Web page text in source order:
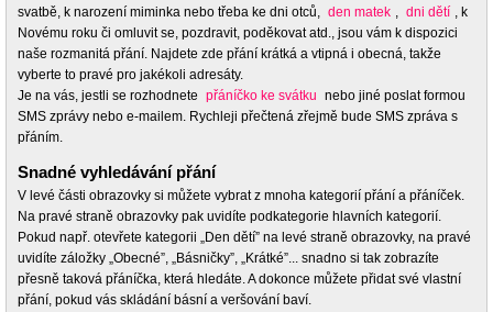
svatbě, k narození miminka nebo třeba ke dni otců, den matek , dni dětí , k
Novému roku či omluvit se, pozdravit, poděkovat atd., jsou vám k dispozici
naše rozmanitá přání. Najdete zde přání krátká a vtipná i obecná, takže
vyberte to pravé pro jakékoli adresáty.
Je na vás, jestli se rozhodnete přáníčko ke svátku nebo jiné poslat formou
SMS zprávy nebo e-mailem. Rychleji přečtená zřejmě bude SMS zpráva s
přáním.
Snadné vyhledávání přání
V levé části obrazovky si můžete vybrat z mnoha kategorií přání a přáníček.
Na pravé straně obrazovky pak uvidíte podkategorie hlavních kategorií.
Pokud např. otevřete kategorii „Den dětí” na levé straně obrazovky, na pravé
uvidíte záložky „Obecné”, „Básničky”, „Krátké”... snadno si tak zobrazíte
přesně taková přáníčka, která hledáte. A dokonce můžete přidat své vlastní
přání, pokud vás skládání básní a veršování baví.